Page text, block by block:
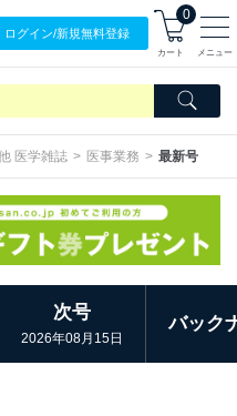
ログイン/新規無料登録
0
カート メニュー
医学雑誌 医事業務 最新号
次号
2026年08月15日
バック